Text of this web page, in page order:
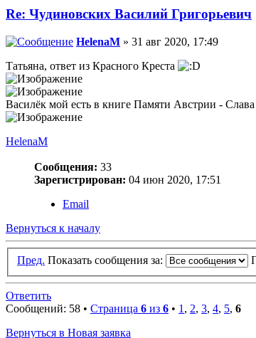
Re: Чудиновских Василий Григорьевич
HelenaM » 31 авг 2020, 17:49
Татьяна, ответ из Красного Креста
Василёк мой есть в книге Памяти Австрии -
HelenaM
Сообщения: 33
Зарегистрирован: 04 июн 2020, 17:51
Email
Вернуться к началу
Пред. Показать сообщения за:
Ответить
Сообщений: 58 • Страница 6 из 6 • 1 , 2, 3, 4, 5, 6
Вернуться в Новая заявка